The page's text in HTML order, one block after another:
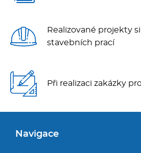
Realizované projekty
stavebních prací
Při realizaci zakázky
Navigace